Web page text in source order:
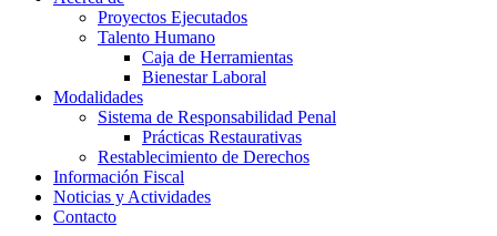
Proyectos Ejecutados
Talento Humano
Caja de Herramientas
Bienestar Laboral
Modalidades
Sistema de Responsabilidad Penal
Prácticas Restaurativas
Restablecimiento de Derechos
Información Fiscal
Noticias y Actividades
Contacto